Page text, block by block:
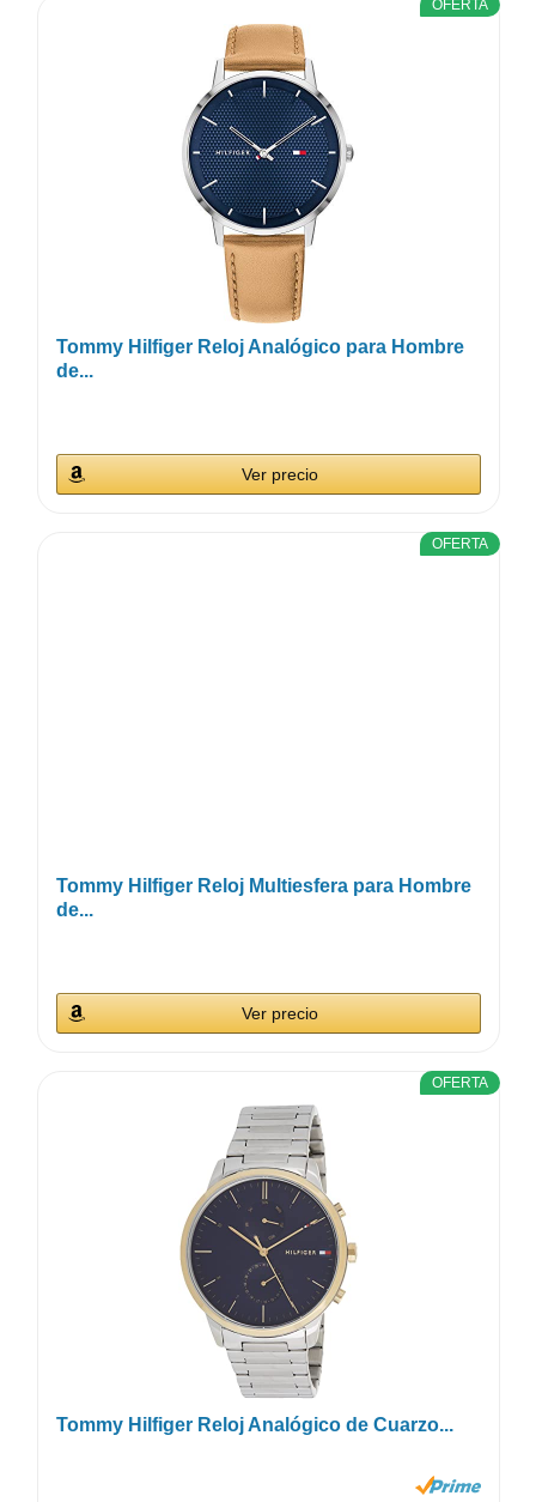
OFERTA
Tommy Hilfiger Reloj Analógico para Hombre
de...
Ver precio
OFERTA
Tommy Hilfiger Reloj Multiesfera para Hombre
de...
Ver precio
OFERTA
Tommy Hilfiger Reloj Analógico de Cuarzo...